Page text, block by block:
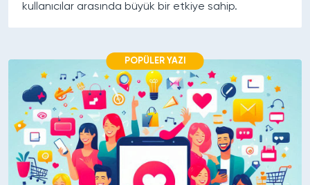
kullanıcılar arasında büyük bir etkiye sahip.
POPÜLER YAZI